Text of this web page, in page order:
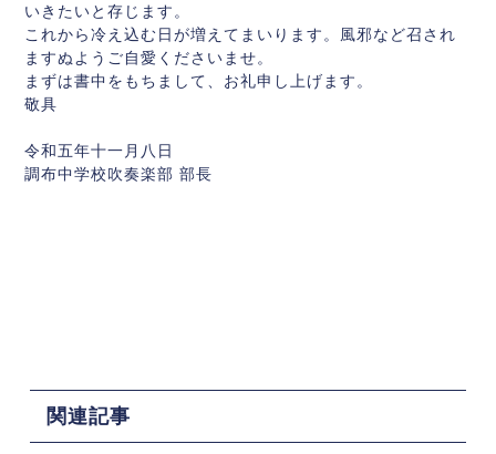
いきたいと存じます。
これから冷え込む日が増えてまいります。風邪など召され
ますぬようご自愛くださいませ。
まずは書中をもちまして、お礼申し上げます。
敬具
令和五年十一月八日
調布中学校吹奏楽部 部長
関連記事